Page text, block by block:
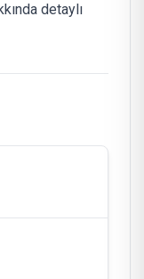
detaylı